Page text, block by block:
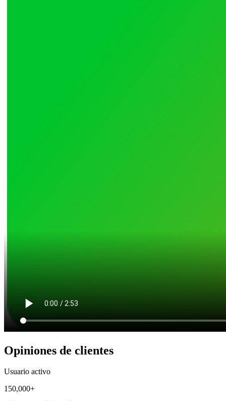
Opiniones de clientes
Usuario activo
150,000+